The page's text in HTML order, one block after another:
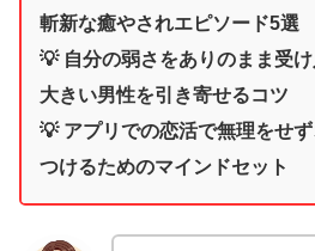
斬新な癒やされエピソード5選
💡 自分の弱さをありのまま受
大きい男性を引き寄せるコツ
💡 アプリでの恋活で無理をせ
つけるためのマインドセット